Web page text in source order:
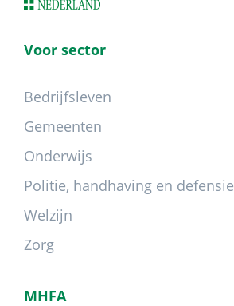
Voor sector
Bedrijfsleven
Gemeenten
Onderwijs
Politie, handhaving en defensie
Welzijn
Zorg
MHFA